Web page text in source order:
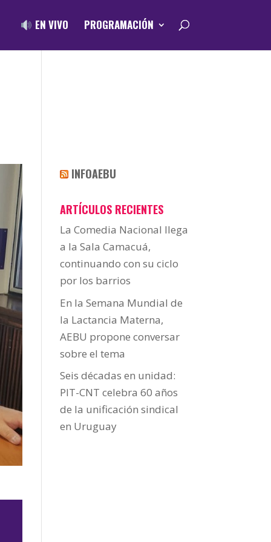
EN VIVO PROGRAMACIÓN
INFOAEBU
ARTÍCULOS RECIENTES
La Comedia Nacional llega
a la Sala Camacuá,
continuando con su ciclo
por los barrios
En la Semana Mundial de
la Lactancia Materna,
AEBU propone conversar
sobre el tema
Seis décadas en unidad:
PIT-CNT celebra 60 años
de la unificación sindical
en Uruguay